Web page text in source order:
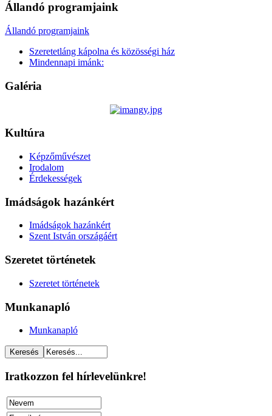
Állandó programjaink
Állandó programjaink
Szeretetláng kápolna és közösségi ház
Mindennapi imánk:
Galéria
Kultúra
Képzőművészet
Irodalom
Érdekességek
Imádságok hazánkért
Imádságok hazánkért
Szent István országáért
Szeretet történetek
Szeretet történetek
Munkanapló
Munkanapló
Iratkozzon fel hírlevelünkre!